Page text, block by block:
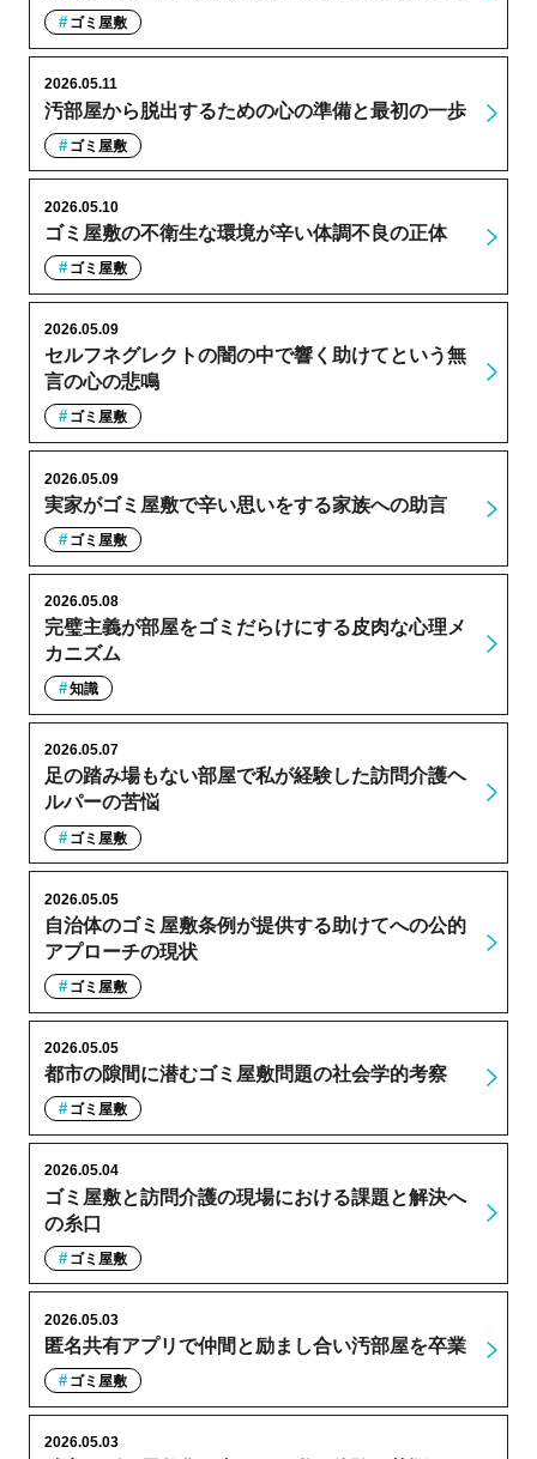
ゴミ屋敷
汚部屋から脱出するための心の準備と最初の一歩
2026.05.11
ゴミ屋敷
ゴミ屋敷の不衛生な環境が辛い体調不良の正体
2026.05.10
ゴミ屋敷
セルフネグレクトの闇の中で響く助けてという無
言の心の悲鳴
2026.05.09
ゴミ屋敷
実家がゴミ屋敷で辛い思いをする家族への助言
2026.05.09
ゴミ屋敷
完璧主義が部屋をゴミだらけにする皮肉な心理メ
カニズム
2026.05.08
知識
足の踏み場もない部屋で私が経験した訪問介護ヘ
ルパーの苦悩
2026.05.07
ゴミ屋敷
自治体のゴミ屋敷条例が提供する助けてへの公的
アプローチの現状
2026.05.05
ゴミ屋敷
都市の隙間に潜むゴミ屋敷問題の社会学的考察
2026.05.05
ゴミ屋敷
ゴミ屋敷と訪問介護の現場における課題と解決へ
の糸口
2026.05.04
ゴミ屋敷
匿名共有アプリで仲間と励まし合い汚部屋を卒業
2026.05.03
ゴミ屋敷
2026.05.03